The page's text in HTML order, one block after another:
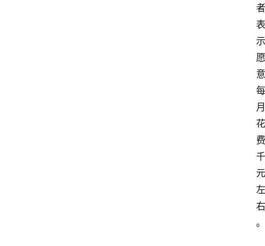
者
表
示
愿
意
每
月
花
费
千
元
左
右
。